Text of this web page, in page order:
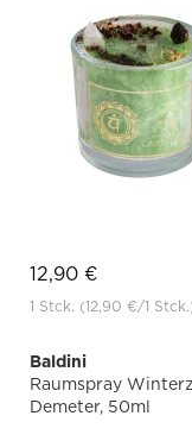
12,90 €
1 Stck. (12,90 €/1
Baldini
Raumspray
Demeter, 50ml